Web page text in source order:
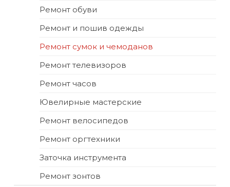
Ремонт обуви
Ремонт и пошив одежды
Ремонт сумок и чемоданов
Ремонт телевизоров
Ремонт часов
Ювелирные мастерские
Ремонт велосипедов
Ремонт оргтехники
Заточка инструмента
Ремонт зонтов